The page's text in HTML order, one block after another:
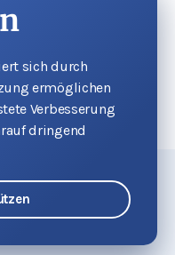
sich durch
ermöglichen
Verbesserung
dringend